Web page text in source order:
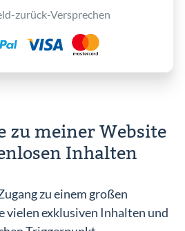
zurück-Versprechen
zu meiner Website
Inhalten
zu einem großen
vielen exklusiven Inhalten und